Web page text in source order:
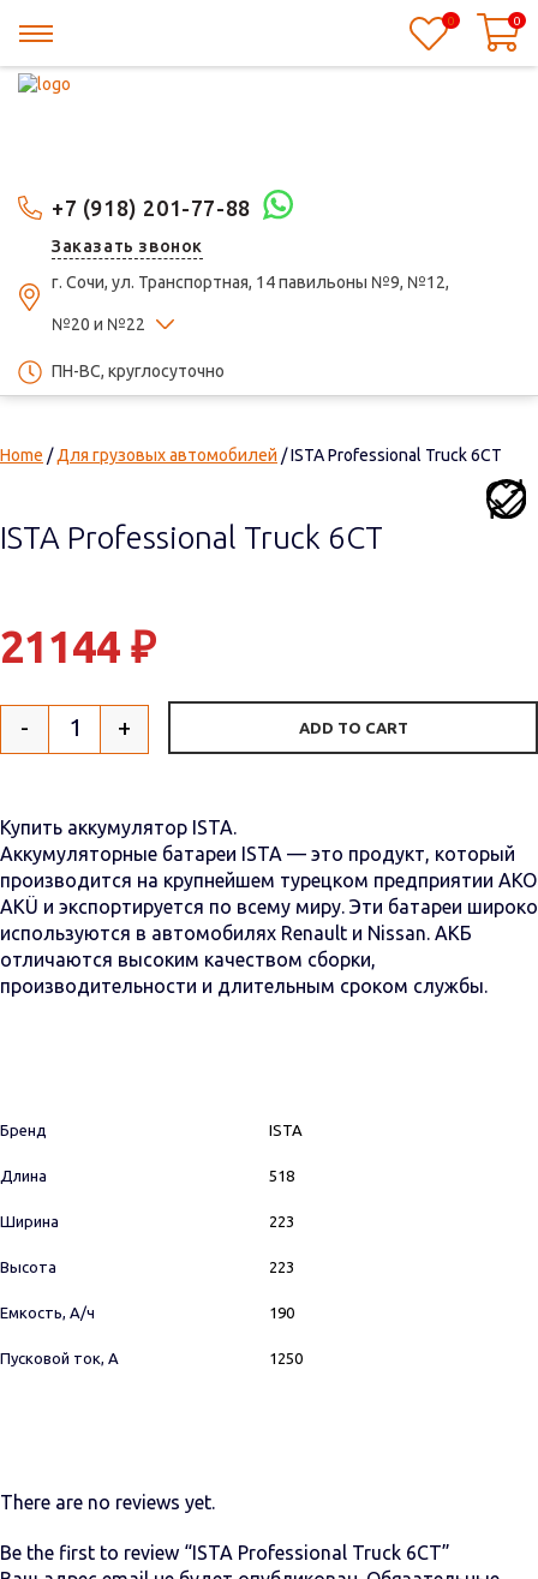
+7 (918) 201-77-88
Заказать звонок
г. Сочи, ул. Транспортная, 14 павильоны №9, №12,
№20 и №22
ПН-ВС, круглосуточно
0 0
Home /Для грузовых автомобилей / ISTA Professional Truck 6СТ
ISTA Professional Truck 6СТ
21144 ₽
Quantity
- + ADD TO CART
Купить аккумулятор ISTA.
Аккумуляторные батареи ISTA — это продукт, который
производится на крупнейшем турецком предприятии AKO
АКÜ и экспортируется по всему миру. Эти батареи широко
используются в автомобилях Renault и Nissan. АКБ
отличаются высоким качеством сборки,
производительности и длительным сроком службы.
Бренд ISTA
Длина 518
Ширина 223
Высота 223
Емкость, А/ч 190
Пусковой ток, А 1250
There are no reviews yet.
Be the first to review “ISTA Professional Truck 6СТ”